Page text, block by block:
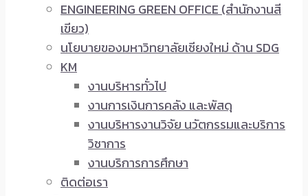
ENGINEERING GREEN OFFICE (สำนักงานสี
เขียว)
นโยบายของมหาวิทยาลัยเชียงใหม่ ด้าน SDG
KM
งานบริหารทั่วไป
งานการเงินการคลัง และพัสดุ
งานบริหารงานวิจัย นวัตกรรมและบริการ
วิชาการ
งานบริการการศึกษา
ติดต่อเรา